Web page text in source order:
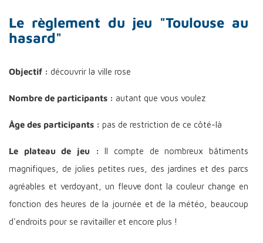
Le règlement du jeu "Toulouse au
hasard"
Objectif : découvrir la ville rose
Nombre de participants : autant que vous voulez
Âge des participants : pas de restriction de ce côté-là
Le plateau de jeu : Il compte de nombreux bâtiments
magnifiques, de jolies petites rues, des jardines et des parcs
agréables et verdoyant, un fleuve dont la couleur change en
fonction des heures de la journée et de la météo, beaucoup
d'endroits pour se ravitailler et encore plus !